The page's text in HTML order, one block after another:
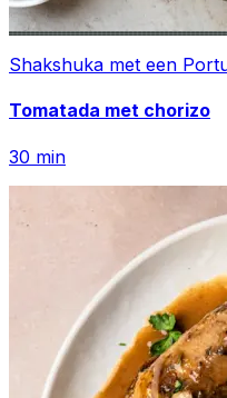
Shakshuka met een
Tomatada met chorizo
30 min